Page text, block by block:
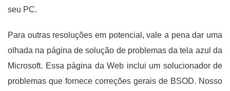
seu PC.
Para outras resoluções em potencial, vale a pena dar uma
olhada na página de solução de problemas da tela azul da
Microsoft. Essa página da Web inclui um solucionador de
problemas que fornece correções gerais de BSOD. Nosso